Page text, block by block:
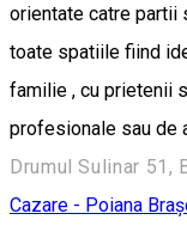
orientate catre partii
toate spatiile fiind
familie , cu prietenii
profesionale sau de
Drumul Sulinar 51,
Cazare - Poiana